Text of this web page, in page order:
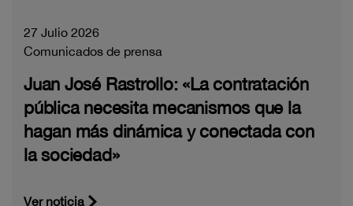
27 Julio 2026
Comunicados de prensa
Juan José Rastrollo: «La contratación
pública necesita mecanismos que la
hagan más dinámica y conectada con
la sociedad»
Ver noticia